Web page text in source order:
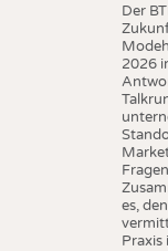
Der
2026
es,
Praxis